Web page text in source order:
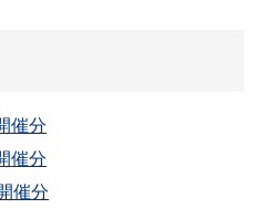
催分
催分
催分